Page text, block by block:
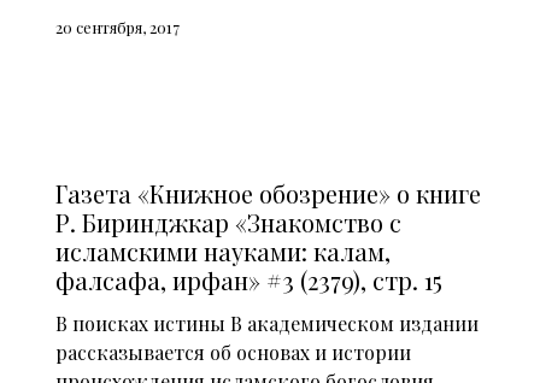
20 сентября, 2017
Газета «Книжное обозрение» о книге
Р. Биринджкар «Знакомство с
исламскими науками: калам,
фалсафа, ирфан» #3 (2379), стр. 15
В поисках истины В академическом издании
рассказывается об основах и истории